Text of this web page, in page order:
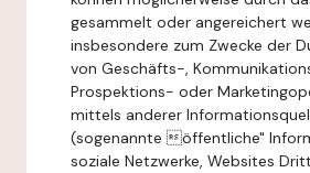
gesammelt oder angereichert
insbesondere zum Zwecke der
von Geschäfts-,
Prospektions- oder
mittels anderer
(sogenannte öffentliche"
soziale Netzwerke, Websites